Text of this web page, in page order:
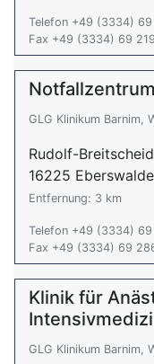
Telefon +49 (3334)
Fax +49 (3334) 69
Notfallzentrum
GLG Klinikum Barnim,
Rudolf-
16225 Eberswalde
Entfernung: 3 km
Telefon +49 (3334)
Fax +49 (3334) 69
Klinik für
GLG Klinikum Barnim,